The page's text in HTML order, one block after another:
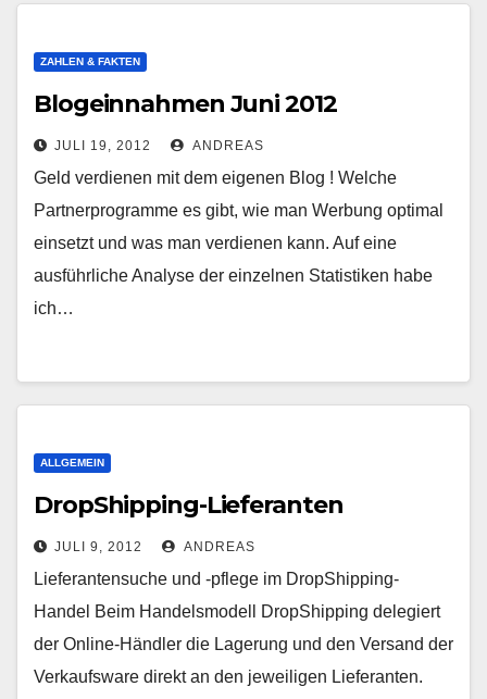
ZAHLEN & FAKTEN
Blogeinnahmen Juni 2012
JULI 19, 2012 ANDREAS
Geld verdienen mit dem eigenen Blog ! Welche
Partnerprogramme es gibt, wie man Werbung optimal
einsetzt und was man verdienen kann. Auf eine
ausführliche Analyse der einzelnen Statistiken habe
ich…
ALLGEMEIN
DropShipping-Lieferanten
JULI 9, 2012 ANDREAS
Lieferantensuche und -pflege im DropShipping-
Handel Beim Handelsmodell DropShipping delegiert
der Online-Händler die Lagerung und den Versand der
Verkaufsware direkt an den jeweiligen Lieferanten.